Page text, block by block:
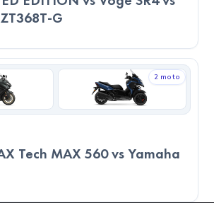
G
2 moto
Tech MAX 560 vs Yamaha